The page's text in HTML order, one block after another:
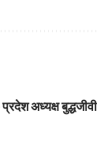
अध्यक्ष